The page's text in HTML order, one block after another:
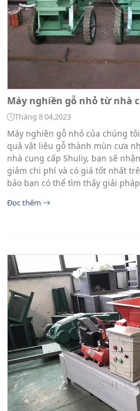
Máy nghiền gỗ nhỏ từ nhà
Tháng 8 04,2023
Máy nghiền gỗ nhỏ của chúng
quả vật liệu gỗ thành mùn cưa
nhà cung cấp Shuliy, bạn sẽ
giảm chi phí và có giá tốt nhất
bảo bạn có thể tìm thấy giải
Đọc thêm